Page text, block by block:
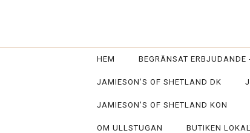
HEM BEGRÄNSAT ERBJUDANDE
JAMIESON'S OF SHETLAND DK
JAMIESON'S OF SHETLAND KON
OM ULLSTUGAN BUTIKEN